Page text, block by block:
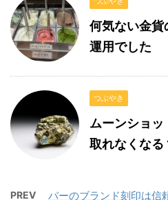
何気ない金貨
運用でした
つぶやき
ムーンショ
取れなくなる
PREV
バーのブランド刻印は信